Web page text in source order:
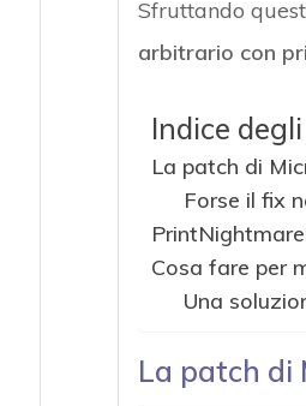
Sfruttando
arbitrario con
Indice
La patch di
Forse il fix
Cosa fare per
Una
La patch di